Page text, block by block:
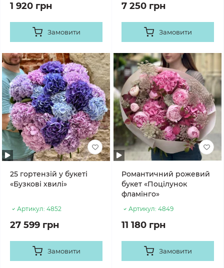
1 920 грн
Замовити
7 250 грн
Замовити
25 гортензій у букеті
«Бузкові хвилі»
Артикул: 4852
27 599 грн
Замовити
Романтичний рожевий
букет «Поцілунок
фламінго»
Артикул: 4849
11 180 грн
Замовити